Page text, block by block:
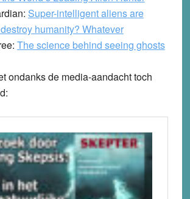
Super-intelligent aliens are
humanity? Whatever
The science behind seeing ghosts
ondanks de media-aandacht toch